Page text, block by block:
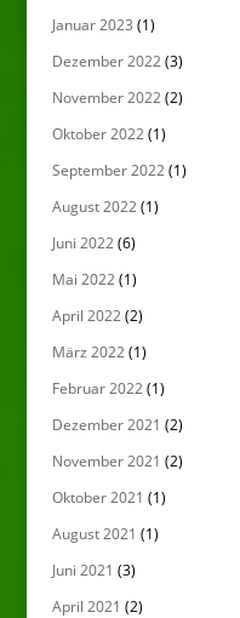
Januar 2023 (1)
Dezember 2022(3)
November 2022(2)
Oktober 2022(1)
September 2022(1)
August 2022(1)
Juni 2022(6)
Mai 2022(1)
April 2022(2)
März 2022(1)
Februar 2022(1)
Dezember 2021 (2)
November 2021 (2)
Oktober 2021 (1)
August 2021 (1)
Juni 2021 (3)
April 2021 (2)